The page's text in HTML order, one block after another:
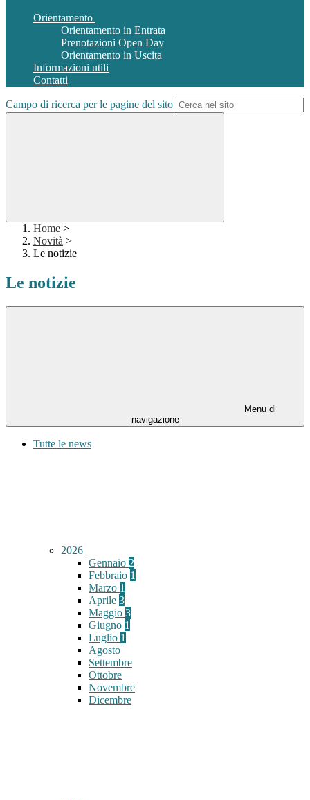
Orientamento
Orientamento in Entrata
Prenotazioni Open Day
Orientamento in Uscita
Informazioni utili
Contatti
Campo di ricerca per le pagine del sito
Home >
Novità >
Le notizie
Le notizie
Menu di
navigazione
Tutte le news
2026
Gennaio 2
Febbraio 1
Marzo 1
Aprile 3
Maggio 3
Giugno 1
Luglio 1
Agosto
Settembre
Ottobre
Novembre
Dicembre